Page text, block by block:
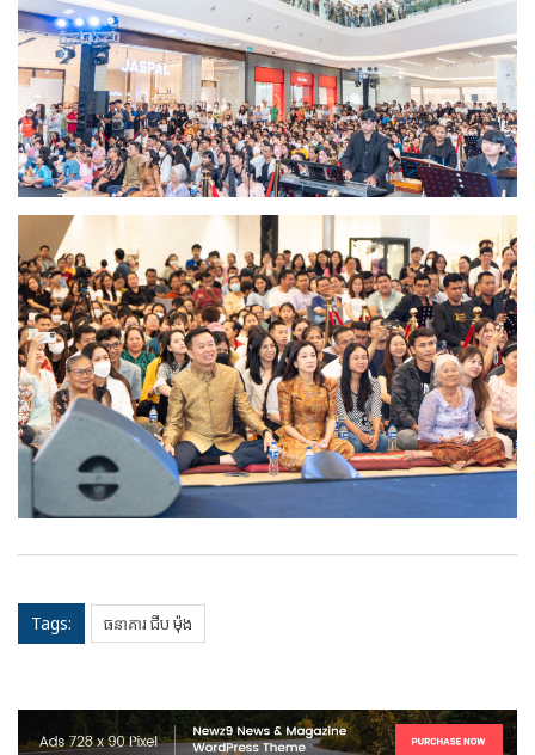
Tags: ធនាគារ ជីប ម៉ុង